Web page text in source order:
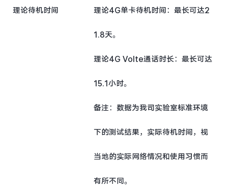
理论待机时间 理论4G单卡待机时间：最长可达2
1.8天。
理论4G Volte通话时长：最长可达
15.1小时。
备注：数据为我司实验室标准环境
下的测试结果，实际待机时间，视
当地的实际网络情况和使用习惯而
有所不同。